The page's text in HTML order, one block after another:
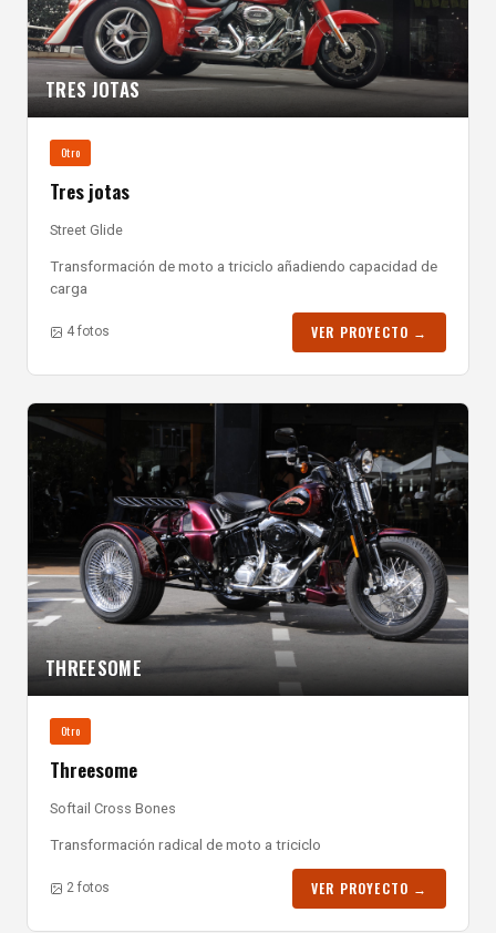
TRES JOTAS
Otro
Tres jotas
Street Glide
Transformación de moto a triciclo añadiendo capacidad de
carga
4 fotos VER PROYECTO →
THREESOME
Otro
Threesome
Softail Cross Bones
Transformación radical de moto a triciclo
2 fotos VER PROYECTO →